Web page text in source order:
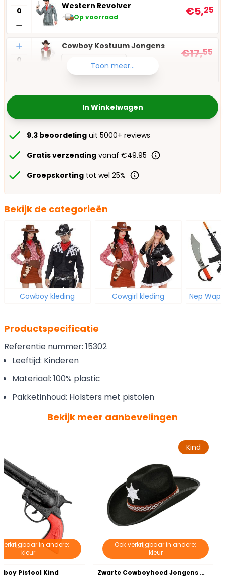
Western Revolver
Op voorraad €5,25
Aantal
Cowboy Kostuum Jongens
Kies maat
Op voorraad
€17,55
Toon meer...
In Winkelwagen
9.3 beoordeling uit 5000+ reviews
Gratis verzending vanaf €49.95
Groepskorting tot wel 25%
Bekijk de categorieën
Cowboy kleding Cowgirl kleding Nep
Productspecificatie
Referentie nummer: 15302
Leeftijd: Kinderen
Materiaal: 100% plastic
Pakketinhoud: Holsters met pistolen
Bekijk meer aanbevelingen
verkrijgbaar in andere:
kleur
Pistool Kind
Ook verkrijgbaar in andere:
kleur
Kind
Zwarte Cowboyhoed Jongens Meisjes